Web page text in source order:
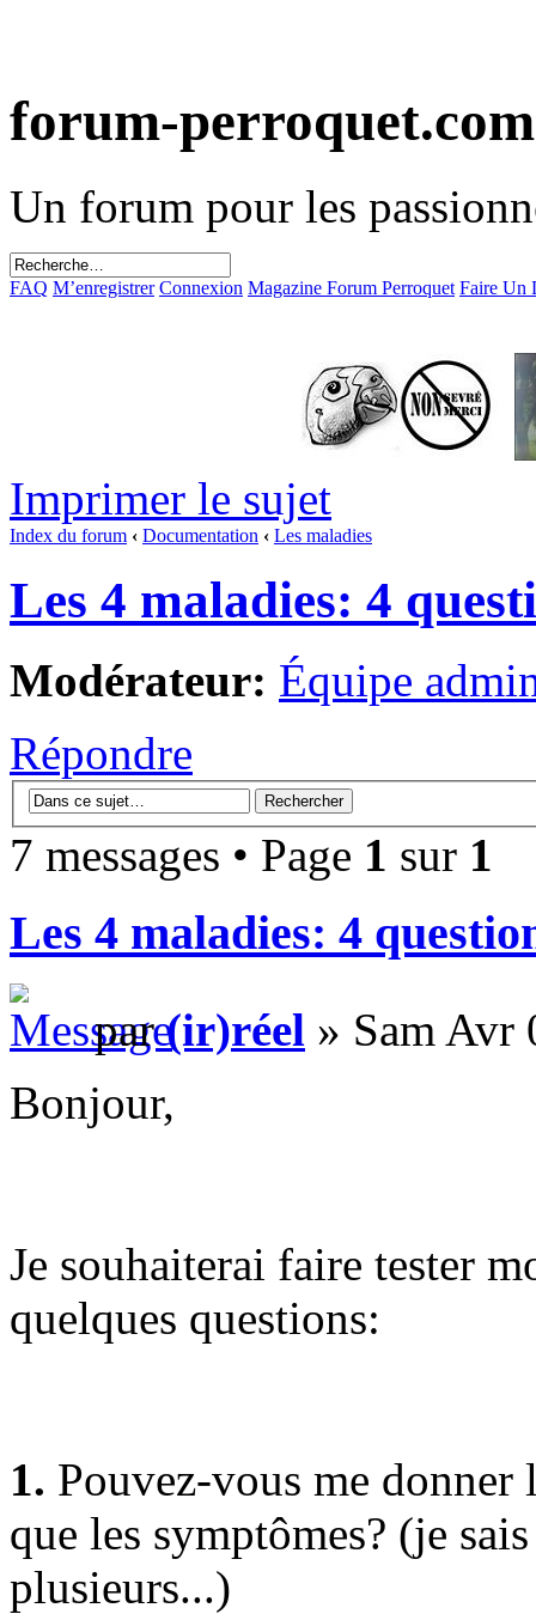
forum-perroquet.com
Un forum pour les
FAQ M’enregistrer Connexion Magazine Forum Perroquet Faire Un
Imprimer le sujet
Index du forum ‹ Documentation ‹ Les maladies
Les 4 maladies: 4
Modérateur: Équipe
Répondre
7 messages • Page 1 sur 1
Les 4 maladies: 4
par(ir)réel » Sam Avr
Bonjour,
Je souhaiterai faire tester
quelques questions:
1. Pouvez-vous me donner
que les symptômes? (je
plusieurs...)